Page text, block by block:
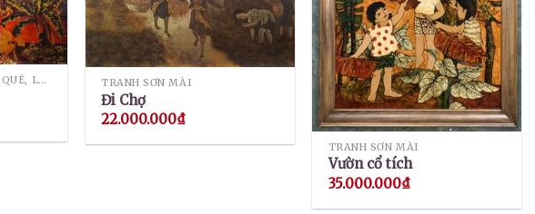
TRANH SƠN MÀI ĐỒNG QUÊ, LÀNG QUÊ TRANH SƠN MÀI
Đi Chợ
22.000.000₫
TRANH SƠN MÀI
Vườn cổ tích
35.000.000₫